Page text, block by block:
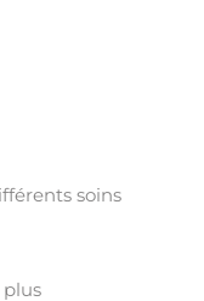
soins
plus